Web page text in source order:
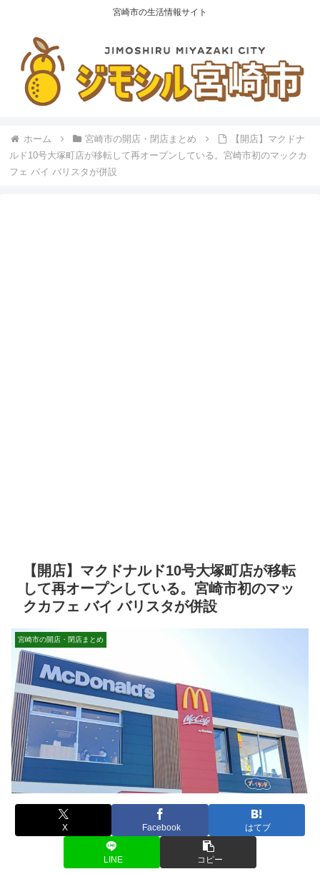
宮崎市の生活情報サイト
ホーム 宮崎市の開店・閉店まとめ
【開店】マクドナ
ルド10号大塚町店が移転して再オープンしている。宮崎市初のマックカ
フェ バイ バリスタが併設
【開店】マクドナルド10号大塚町店が移転
して再オープンしている。宮崎市初のマッ
クカフェ バイ バリスタが併設
宮崎市の開店・閉店まとめ
X Facebook はてブ
LINE コピー